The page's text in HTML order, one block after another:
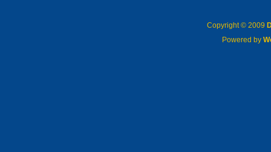
Copyright © 2009
Powered by